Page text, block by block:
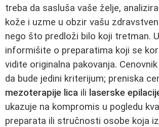
treba da sasluša vaše želje,
kože i uzme u obzir vašu
nego što predloži bilo koji tretman.
informišite o preparatima koji se
vidite originalna pakovanja.
da bude jedini kriterijum; preniska
mezoterapije lica ili laserske
ukazuje na kompromis u pogledu
preparata ili stručnosti osobe koja